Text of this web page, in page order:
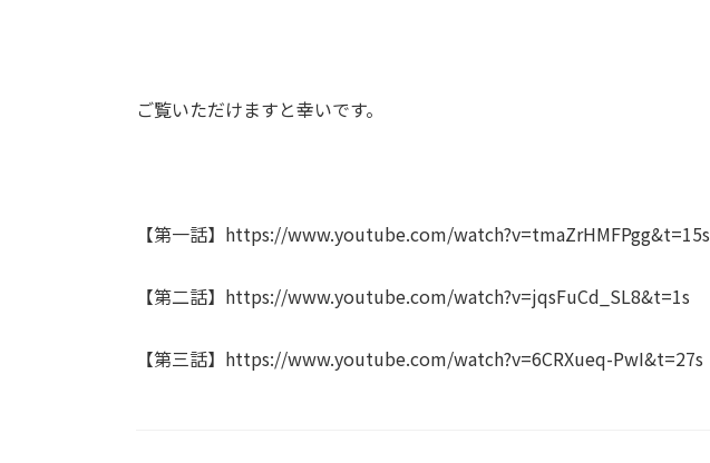
ご覧いただけますと幸いです。
【第一話】 https://www.youtube.com/watch?v=tmaZrHMFPgg&t=15s
【第二話】 https://www.youtube.com/watch?v=jqsFuCd_SL8&t=1s
【第三話】 https://www.youtube.com/watch?v=6CRXueq-PwI&t=27s